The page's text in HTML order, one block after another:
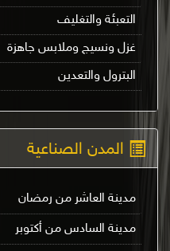
التعبئة والتغليف
غزل ونسيج وملابس جاهزة
البترول والتعدين
المدن الصناعية
مدينة العاشر من رمضان
مدينة السادس من أكتوبر